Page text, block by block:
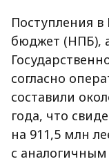
Поступления
бюджет (НПБ),
согласно
составили
года, что
на 911,5 млн
с